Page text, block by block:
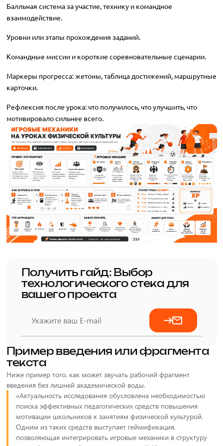
Балльная система за участие, технику и командное
взаимодействие.
Уровни или этапы прохождения заданий.
Командные миссии и короткие соревновательные сценарии.
Маркеры прогресса: жетоны, таблица достижений, маршрутные
карточки.
Рефлексия после урока: что получилось, что улучшить, что
мотивировало сильнее всего.
Получить гайд: Выбор
технологического стека для
вашего проекта
Пример введения или фрагмента
текста
Ниже пример того, как может звучать рабочий фрагмент
введения без лишней академической воды.
«Актуальность исследования обусловлена необходимостью
поиска эффективных педагогических средств повышения
мотивации школьников к занятиям физической культурой.
Одним из таких средств выступает геймификация,
позволяющая интегрировать игровые механики в структуру